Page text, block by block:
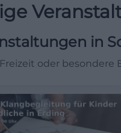
in
oder